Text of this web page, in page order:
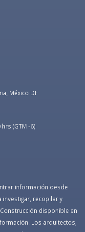
México DF
(GTM -6)
información desde
investigar, recopilar y
disponible en
Los arquitectos,